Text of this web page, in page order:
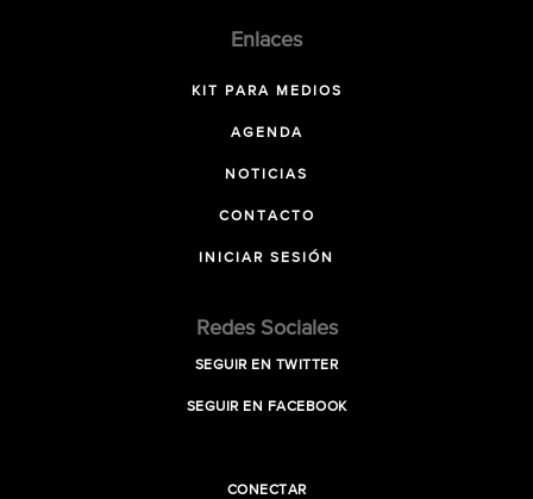
Enlaces
KIT PARA MEDIOS
AGENDA
NOTICIAS
CONTACTO
INICIAR SESIÓN
Redes Sociales
SEGUIR EN TWITTER
SEGUIR EN FACEBOOK
CONECTAR